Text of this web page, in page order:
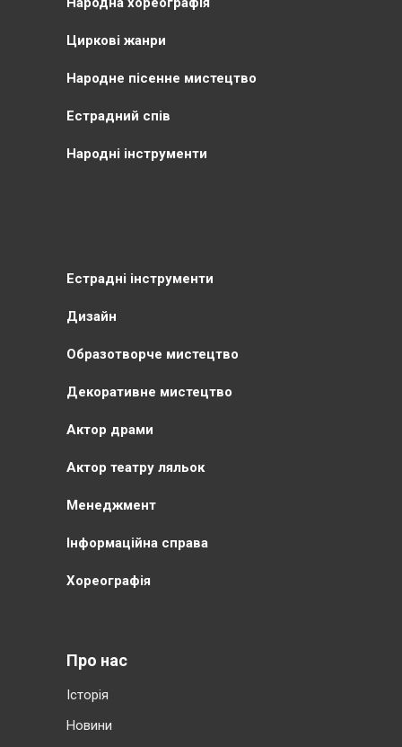
Циркові жанри
Народне пісенне мистецтво
Естрадний спів
Народні інструменти
Естрадні інструменти
Дизайн
Образотворче мистецтво
Декоративне мистецтво
Актор драми
Актор театру ляльок
Менеджмент
Інформаційна справа
Хореографія
Про нас
Історія
Новини